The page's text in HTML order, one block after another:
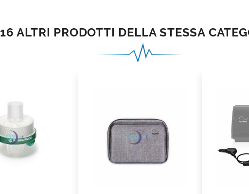
16 ALTRI PRODOTTI DELLA STESSA